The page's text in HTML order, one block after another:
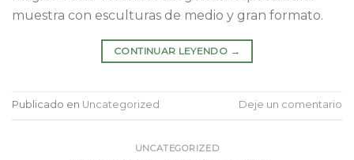
muestra con esculturas de medio y gran formato.
CONTINUAR LEYENDO →
Publicado en Uncategorized Deje un comentario
UNCATEGORIZED